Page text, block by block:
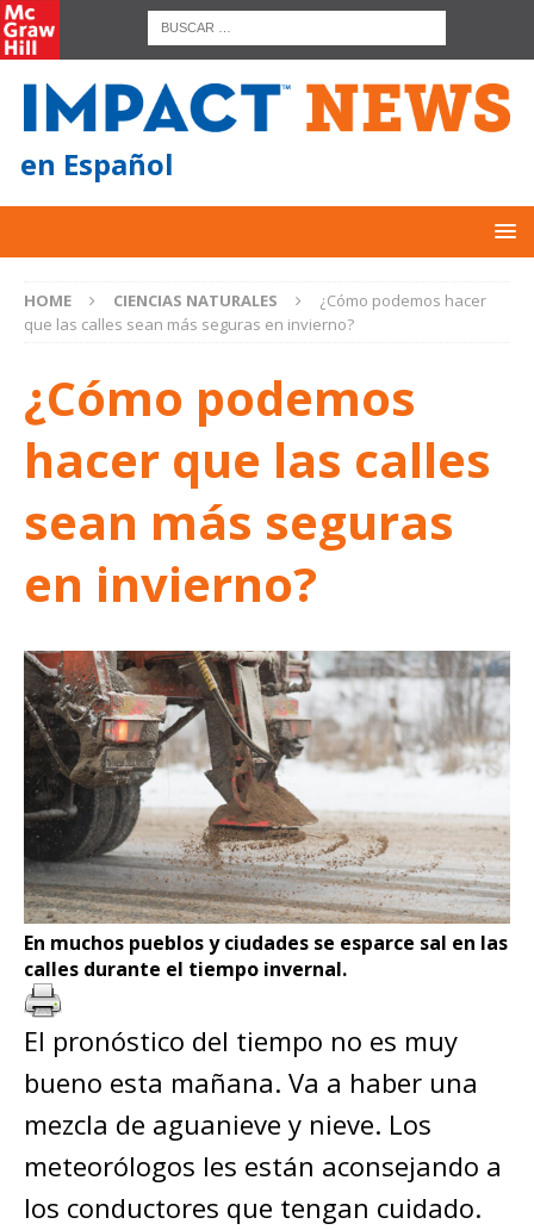
en Español
HOME CIENCIAS NATURALES
¿Cómo podemos hacer
que las calles sean más seguras en invierno?
¿Cómo podemos
hacer que las calles
sean más seguras
en invierno?
En muchos pueblos y ciudades se esparce sal en las
calles durante el tiempo invernal.
El pronóstico del tiempo no es muy
bueno esta mañana. Va a haber una
mezcla de aguanieve y nieve. Los
meteorólogos les están aconsejando a
los conductores que tengan cuidado.